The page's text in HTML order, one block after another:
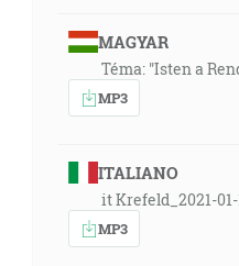
MAGYAR
Téma: "Isten a
MP3
ITALIANO
it Krefeld_2021-01-
MP3